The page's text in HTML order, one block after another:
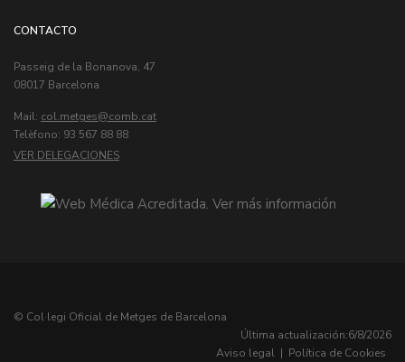
CONTACTO
Passeig de la Bonanova, 47
08017 Barcelona
Mail: col.metges
Telèfono: 93 567 88 88
VER DELEGACIONES
© Col·legi Oficial de Metges de Barcelona
Última actualización:6/8/2026
Aviso legal | Política de Cookies